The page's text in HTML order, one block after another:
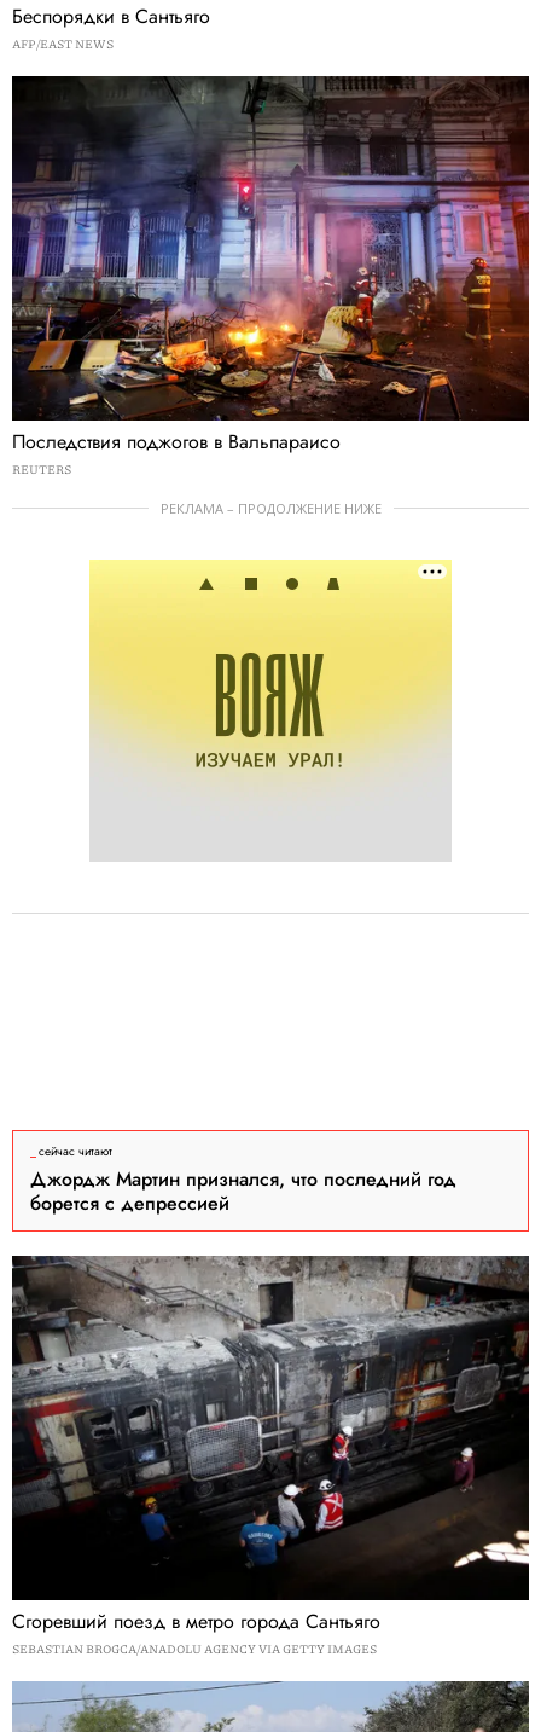
Беспорядки в Сантьяго
AFP/EAST NEWS
Последствия поджогов в Вальпараисо
REUTERS
РЕКЛАМА – ПРОДОЛЖЕНИЕ НИЖЕ
сейчас читают
Джордж Мартин признался, что последний год
борется с депрессией
Сгоревший поезд в метро города Сантьяго
SEBASTIAN BROGCA/ANADOLU AGENCY VIA GETTY IMAGES